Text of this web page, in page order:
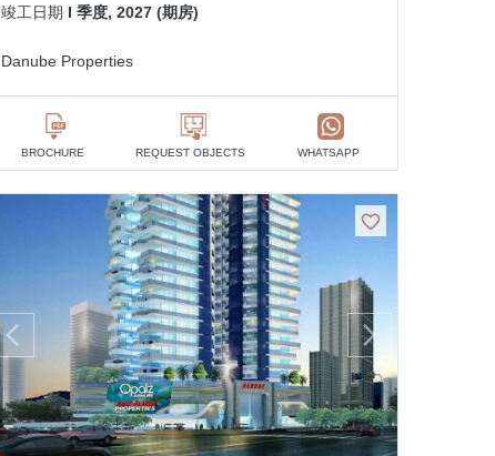
竣工日期 I 季度, 2027 (期房)
Danube Properties
BROCHURE REQUEST OBJECTS WHATSAPP